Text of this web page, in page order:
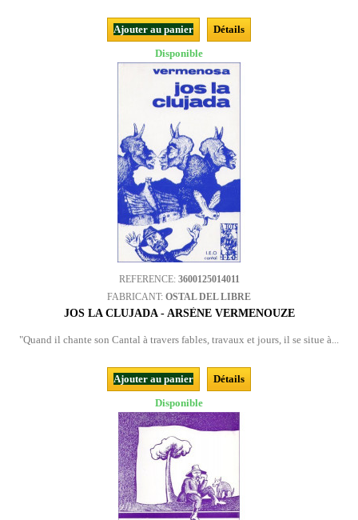
Ajouter au panier
Détails
Disponible
REFERENCE: 3600125014011
FABRICANT: OSTAL DEL LIBRE
JOS LA CLUJADA - ARSÈNE VERMENOUZE
"Quand il chante son Cantal à travers fables, travaux et jours, il se situe à...
Ajouter au panier
Détails
Disponible